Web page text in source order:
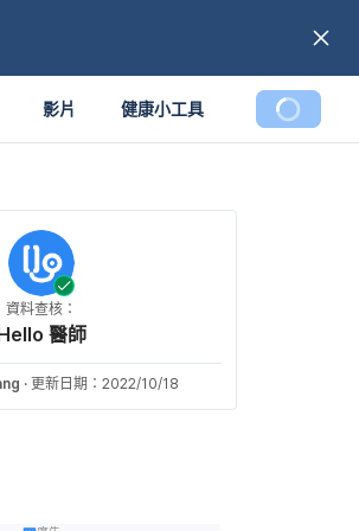
影片 健康小工具
資料查核：
醫師
· 更新日期：2022/10/18